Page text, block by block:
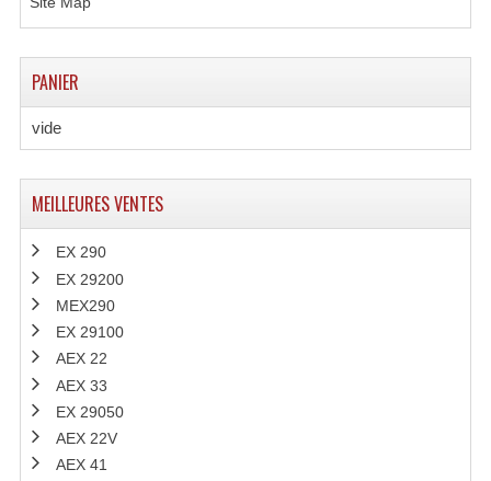
PANIER
vide
MEILLEURES VENTES
EX 290
EX 29200
MEX290
EX 29100
AEX 22
AEX 33
EX 29050
AEX 22V
AEX 41